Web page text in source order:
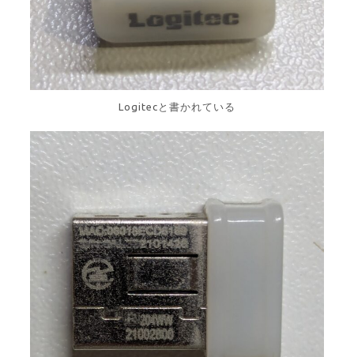
Logitecと書かれている